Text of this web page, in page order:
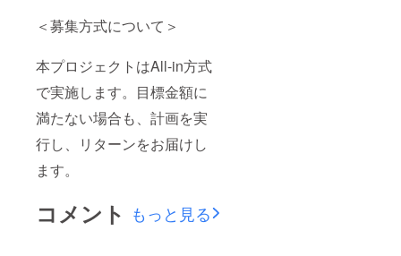
＜募集方式について＞
本プロジェクトはAll-in方式
で実施します。目標金額に
満たない場合も、計画を実
行し、リターンをお届けし
ます。
コメント もっと見る